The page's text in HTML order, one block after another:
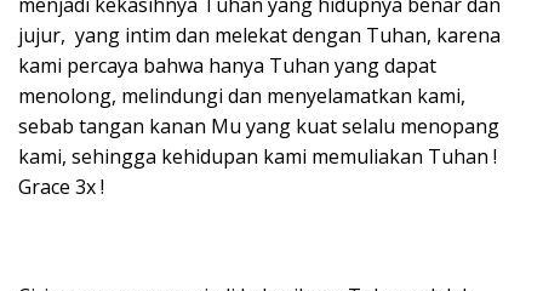
jujur, yang intim dan melekat dengan Tuhan, karena
kami percaya bahwa hanya Tuhan yang dapat
menolong, melindungi dan menyelamatkan kami,
sebab tangan kanan Mu yang kuat selalu menopang
kami, sehingga kehidupan kami memuliakan Tuhan !
Grace 3x !